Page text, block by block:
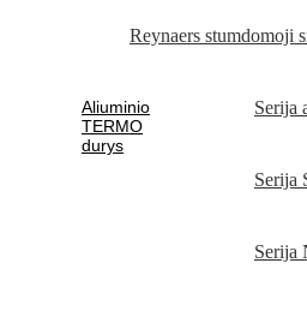
Reynaers stumdomoji
Aliuminio
TERMO
durys
Serija
Serija
Serija